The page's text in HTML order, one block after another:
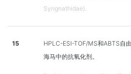
Syngnathidae).
15
HPLC-ESI-TOF/MS和ABTS自
海马中的抗氧化剂。